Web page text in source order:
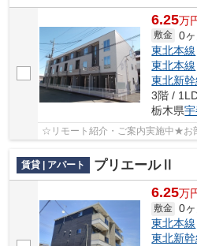
6.25万
敷金 0ヶ
東北本線
東北本線
東北新幹
3階 /
栃木県
☆リモート紹介・ご案内実施中★お
賃貸 | アパート プリエールⅡ
6.25万
敷金 0ヶ
東北本線
東北新幹